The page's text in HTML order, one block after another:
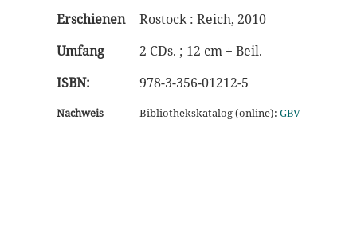
Erschienen
Rostock : Reich, 2010
Umfang
2 CDs. ; 12 cm + Beil.
ISBN:
978-3-356-01212-5
Nachweis Bibliothekskatalog (online): GBV